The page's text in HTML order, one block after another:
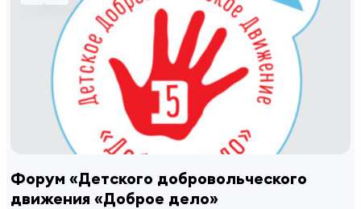
Форум «Детского добровольческого
движения «Доброе дело»